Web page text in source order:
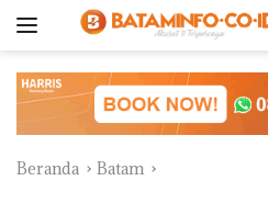
Beranda Batam